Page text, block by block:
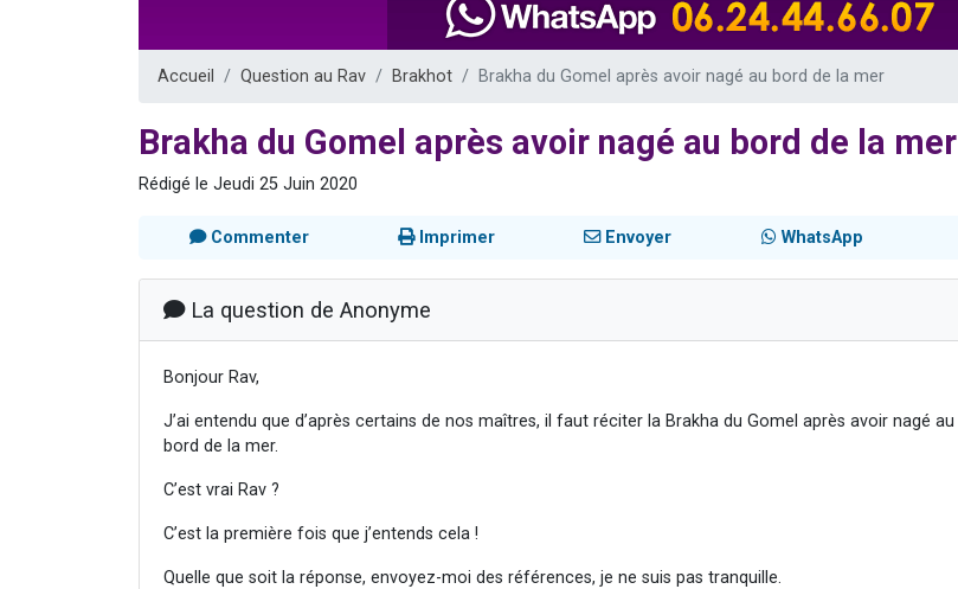
6 personnes viennent de nous rejoindre sur WhatsApp
Accueil Question au Rav Brakhot Brakha du Gomel après avoir nagé au bord de la mer
Brakha du Gomel après avoir nagé au bord de la mer
Rédigé le Jeudi 25 Juin 2020
Commenter Imprimer Envoyer WhatsApp
La question de Anonyme
Bonjour Rav,
J’ai entendu que d’après certains de nos maîtres, il faut réciter la Brakha du Gomel après avoir nagé au
bord de la mer.
C’est vrai Rav ?
C’est la première fois que j’entends cela !
Quelle que soit la réponse, envoyez-moi des références, je ne suis pas tranquille.